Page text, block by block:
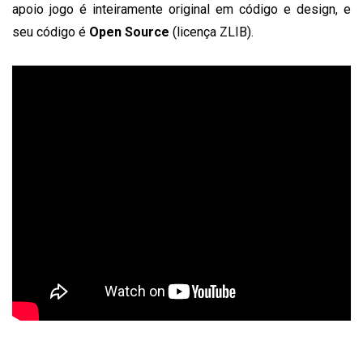
apoio jogo é inteiramente original em código e design, e
seu código é Open Source (licença ZLIB).